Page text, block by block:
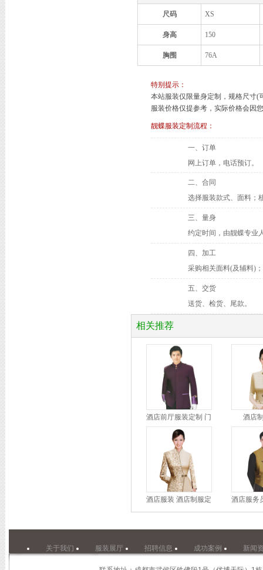
尺码 XS
身高 150
胸围 76A
特别提示：
本站服装仅限量身定制，规格尺寸(
服装价格仅提参考，实际价格会因
靓蝶服装定制流程：
一、订单
网上订单，电话预订。
二、合同
选择服装款式、面料；
三、量身
约定时间，由靓蝶专业
四、加工
采购相关面料(及辅料)
五、交货
送货、检货、尾款。
相关推荐
酒店前厅服装定制 门 酒店
酒店服装 酒店制服定 酒店服务
关于我们 服装展厅 招聘信息 成功案例 新闻